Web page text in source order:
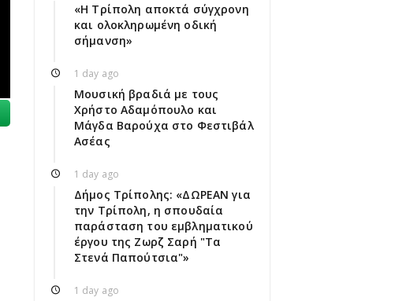
«Η Τρίπολη αποκτά σύγχρονη
και ολοκληρωμένη οδική
σήμανση»
1 day ago
Μουσική βραδιά με τους
Χρήστο Αδαμόπουλο και
Μάγδα Βαρούχα στο Φεστιβάλ
Ασέας
1 day ago
Δήμος Τρίπολης: «ΔΩΡΕΑΝ για
την Τρίπολη, η σπουδαία
παράσταση του εμβληματικού
έργου της Ζωρζ Σαρή "Τα
Στενά Παπούτσια"»
1 day ago